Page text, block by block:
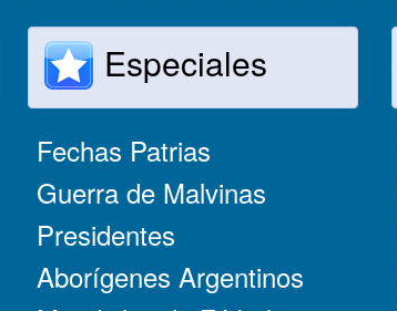
Especiales
Fechas Patrias
Guerra de Malvinas
Presidentes
Aborígenes Argentinos